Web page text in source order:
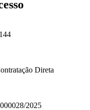
Direta
2025